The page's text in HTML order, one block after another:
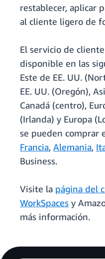
restablecer, aplicar
al cliente ligero de
El servicio de
disponible en las
Este de EE. UU.
EE. UU. (Oregón),
Canadá (centro),
(Irlanda) y Europa
se pueden comprar
Francia, Alemania,
Business.
Visite la página del
WorkSpaces y
más información.